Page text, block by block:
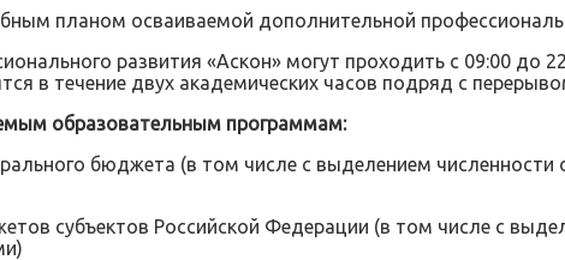
планом осваиваемой дополнительной
развития «Аскон» могут проходить с 09:00 до
в течение двух академических часов подряд с
образовательным программам:
бюджета (в том числе с выделением
субъектов Российской Федерации (в том числе с